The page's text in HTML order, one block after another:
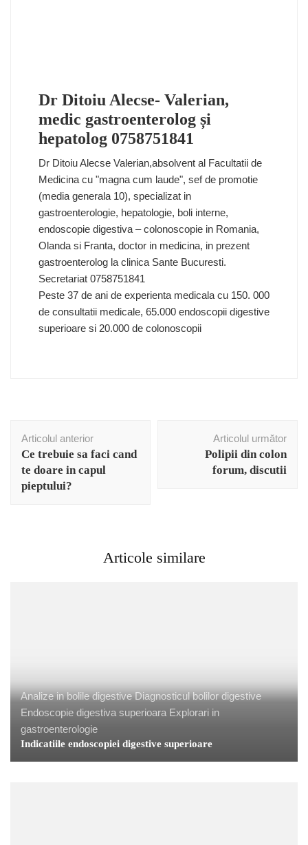
Dr Ditoiu Alecse- Valerian,
medic gastroenterolog și
hepatolog 0758751841
Dr Ditoiu Alecse Valerian,absolvent al Facultatii de
Medicina cu "magna cum laude", sef de promotie
(media generala 10), specializat in
gastroenterologie, hepatologie, boli interne,
endoscopie digestiva – colonoscopie in Romania,
Olanda si Franta, doctor in medicina, in prezent
gastroenterolog la clinica Sante Bucuresti.
Secretariat 0758751841
Peste 37 de ani de experienta medicala cu 150. 000
de consultatii medicale, 65.000 endoscopii digestive
superioare si 20.000 de colonoscopii
în
articole
Articolul anterior
Ce trebuie sa faci cand
te doare in capul
pieptului?
Articolul următor
Polipii din colon
forum, discutii
Articole similare
Analize in bolile digestive Diagnosticul bolilor digestive
Endoscopie digestiva superioara Explorari in
gastroenterologie
Indicatiile endoscopiei digestive superioare